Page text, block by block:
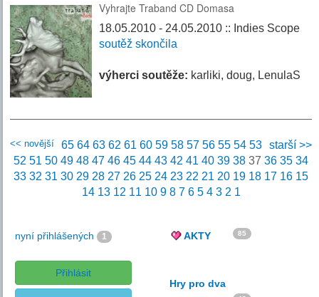
Vyhrajte Traband CD Domasa
18.05.2010 - 24.05.2010 :: Indies Scope
soutěž skončila
výherci soutěže: karliki, doug, LenulaS
<< novější starší >>
65 64 63 62 61 60 59 58 57 56 55 54 53
52 51 50 49 48 47 46 45 44 43 42 41 40 39 38 3736 35 34
33 32 31 30 29 28 27 26 25 24 23 22 21 20 19 18 17 16 15
14 13 12 11 10 9 8 7 6 5 4 3 2 1
nyní přihlášených 1
Přihlásit
AKTY 85
Hry pro dva